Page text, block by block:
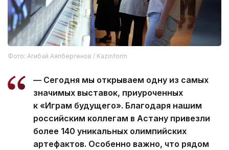
Фото: Агибай Аяпбергенов / Kazinform
— Сегодня мы открываем одну из самых
значимых выставок, приуроченных
к «Играм будущего». Благодаря нашим
российским коллегам в Астану привезли
более 140 уникальных олимпийских
артефактов. Особенно важно, что рядом